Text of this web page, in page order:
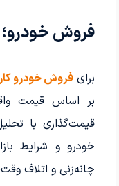
فروش
برای فروش خودرو
بر اساس قیمت
قیمت‌گذاری با
خودرو و شرایط
چانه‌زنی و اتلاف